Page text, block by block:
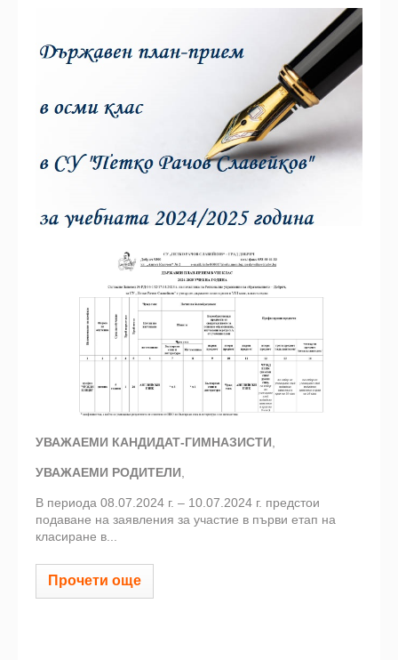
УВАЖАЕМИ КАНДИДАТ-ГИМНАЗИСТИ,
УВАЖАЕМИ РОДИТЕЛИ,
В периода 08.07.2024 г. – 10.07.2024 г. предстои
подаване на заявления за участие в първи етап на
класиране в...
Прочети още